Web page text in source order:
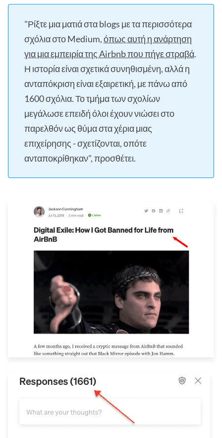
"Ρίξτε μια ματιά στα blogs με τα περισσότερα
σχόλια στο Medium,όπως αυτή η ανάρτηση
για μια εμπειρία της Airbnb που πήγε στραβά.
Η ιστορία είναι σχετικά συνηθισμένη, αλλά η
ανταπόκριση είναι εξαιρετική, με πάνω από
1600 σχόλια. Το τμήμα των σχολίων
μεγάλωσε επειδή όλοι έχουν νιώσει στο
παρελθόν ως θύμα στα χέρια μιας
επιχείρησης - σχετίζονται, οπότε
ανταποκρίθηκαν", προσθέτει.